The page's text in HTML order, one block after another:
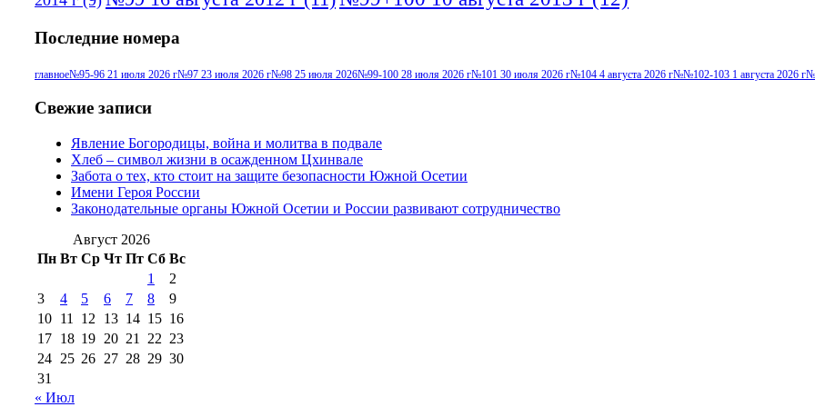
Последние номера
главное№95-96 21 июля 2026 г№97 23 июля 2026 г№98 25 июля 2026№99-100 28 июля 2026 г№101 30 июля 2026 г№104 4 августа 2026 г№№102-103 1 августа 2026 г
Свежие записи
Явление Богородицы, война и молитва в подвале
Хлеб – символ жизни в осажденном Цхинвале
Забота о тех, кто стоит на защите безопасности Южной Осетии
Имени Героя России
Законодательные органы Южной Осетии и России развивают сотрудничество
Август 2026
Пн Вт Ср Чт Пт Сб Вс
1
2
3
4 5 6 7 8
9
10 11 12 13 14 15 16
17 18 19 20 21 22 23
24 25 26 27 28 29 30
31
« Июл